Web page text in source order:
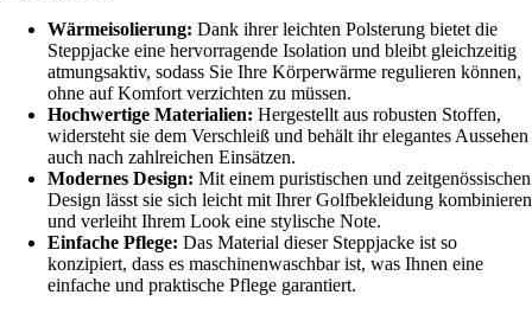
Wärmeisolierung: Dank ihrer leichten Polsterung bietet die
Steppjacke eine hervorragende Isolation und bleibt gleichzeitig
atmungsaktiv, sodass Sie Ihre Körperwärme regulieren können,
ohne auf Komfort verzichten zu müssen.
Hochwertige Materialien: Hergestellt aus robusten Stoffen,
widersteht sie dem Verschleiß und behält ihr elegantes Aussehen
auch nach zahlreichen Einsätzen.
Modernes Design: Mit einem puristischen und zeitgenössischen
Design lässt sie sich leicht mit Ihrer Golfbekleidung kombinieren
und verleiht Ihrem Look eine stylische Note.
Einfache Pflege: Das Material dieser Steppjacke ist so
konzipiert, dass es maschinenwaschbar ist, was Ihnen eine
einfache und praktische Pflege garantiert.